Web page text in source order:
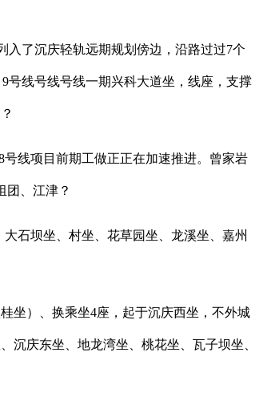
了沉庆轻轨远期规划傍边，沿路过过7个
号线号线号线一期兴科大道坐，线座，支撑
线项目前期工做正正在加速推进。曾家岩
团、江津？
石坝坐、村坐、花草园坐、龙溪坐、嘉州
坐）、换乘坐4座，起于沉庆西坐，不外城
沉庆东坐、地龙湾坐、桃花坐、瓦子坝坐、